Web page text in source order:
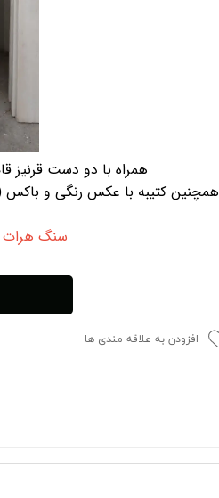
همراه با دو دست قرنیز
همچنین کتیبه با عکس رنگی و
سنگ هرات
افزودن به علاقه مندی ها